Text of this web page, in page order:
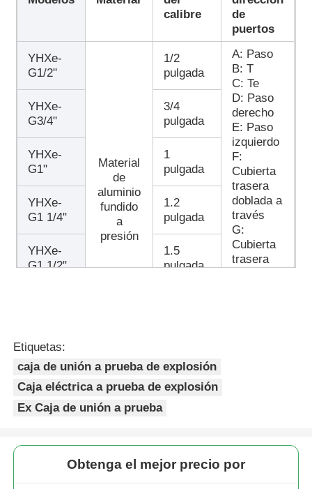
calibre
de
puertos
YHXe-
G1/2"
Material
de
aluminio
fundido
a
presión
1/2
pulgada
A: Paso
B: T
C: Te
D: Paso
derecho
E: Paso
izquierdo
F:
Cubierta
trasera
doblada a
través
G:
Cubierta
trasera
YHXe-
G3/4"
3/4
pulgada
YHXe-
G1"
1
pulgada
YHXe-
G1 1/4"
1.2
pulgada
YHXe-
G1 1/2"
1.5
pulgada
YHXe-II-
G1/2"
pulgada
F:
Cubierta
YHXe-II-
G3/4"
3/4
YHXe-II-
1
Etiquetas:
caja de unión a prueba de explosión
Caja eléctrica a prueba de explosión
Ex Caja de unión a prueba
Obtenga el mejor precio por